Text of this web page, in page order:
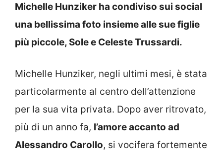
Michelle Hunziker ha condiviso sui social
una bellissima foto insieme alle sue figlie
più piccole, Sole e Celeste Trussardi.
Michelle Hunziker, negli ultimi mesi, è stata
particolarmente al centro dell’attenzione
per la sua vita privata. Dopo aver ritrovato,
più di un anno fa, l’amore accanto ad
Alessandro Carollo, si vocifera fortemente